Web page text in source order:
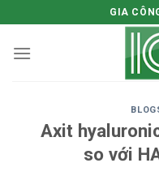
to
content
GIA
Axit
so với